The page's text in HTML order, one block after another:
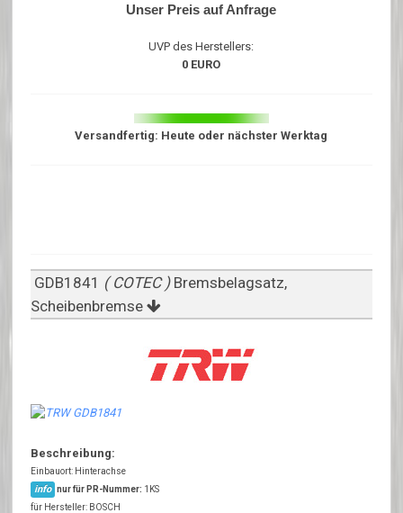
Unser Preis auf Anfrage
UVP des Herstellers:
0 EURO
Versandfertig: Heute oder nächster Werktag
GDB1841 ( COTEC ) Bremsbelagsatz,
Scheibenbremse
Beschreibung:
Einbauort: Hinterachse
info nur für PR-Nummer: 1KS
für Hersteller: BOSCH